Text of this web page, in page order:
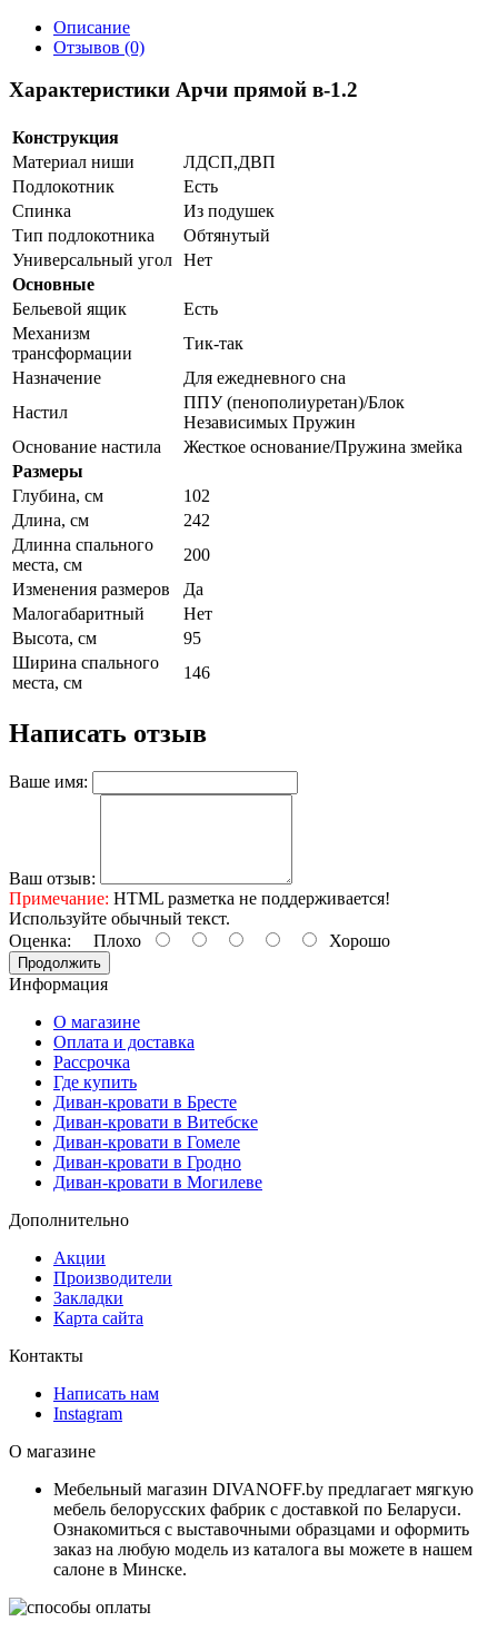
Описание
Отзывов (0)
Характеристики Арчи прямой в-1.2
Конструкция
Материал ниши
ЛДСП,ДВП
Подлокотник
Есть
Спинка
Из подушек
Тип подлокотника
Обтянутый
Универсальный угол Нет
Основные
Бельевой ящик
Есть
Механизм
трансформации
Тик-так
Назначение
Для ежедневного сна
Настил
ППУ (пенополиуретан)/Блок
Независимых Пружин
Основание настила
Жесткое основание/Пружина змейка
Размеры
Глубина, см
102
Длина, см
242
Длинна спального
места, см
200
Изменения размеров
Да
Малогабаритный
Нет
Высота, см
95
Ширина спального
места, см
146
Написать отзыв
Ваше имя:
Ваш отзыв:
Примечание: HTML разметка не поддерживается!
Используйте обычный текст.
Оценка: Плохо Хорошо
Продолжить
Информация
О магазине
Оплата и доставка
Рассрочка
Где купить
Диван-кровати в Бресте
Диван-кровати в Витебске
Диван-кровати в Гомеле
Диван-кровати в Гродно
Диван-кровати в Могилеве
Дополнительно
Акции
Производители
Закладки
Карта сайта
Контакты
Написать нам
Instagram
О магазине
Мебельный магазин DIVANOFF.by предлагает мягкую
мебель белорусских фабрик с доставкой по Беларуси.
Ознакомиться с выставочными образцами и оформить
заказ на любую модель из каталога вы можете в нашем
салоне в Минске.